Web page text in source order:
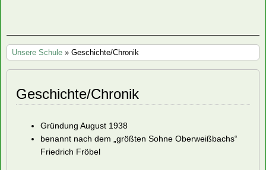
"Friedrich
Fröbel"
Oberweißbach
Unsere Schule » Geschichte/Chronik
Geschichte/Chronik
Gründung August 1938
benannt nach dem „größten Sohne Oberweißbachs“
Friedrich Fröbel